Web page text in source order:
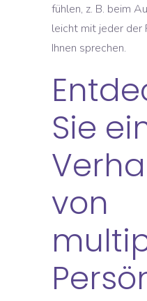
fühlen, z. B. beim
leicht mit jeder der
Ihnen sprechen.
Sie
von